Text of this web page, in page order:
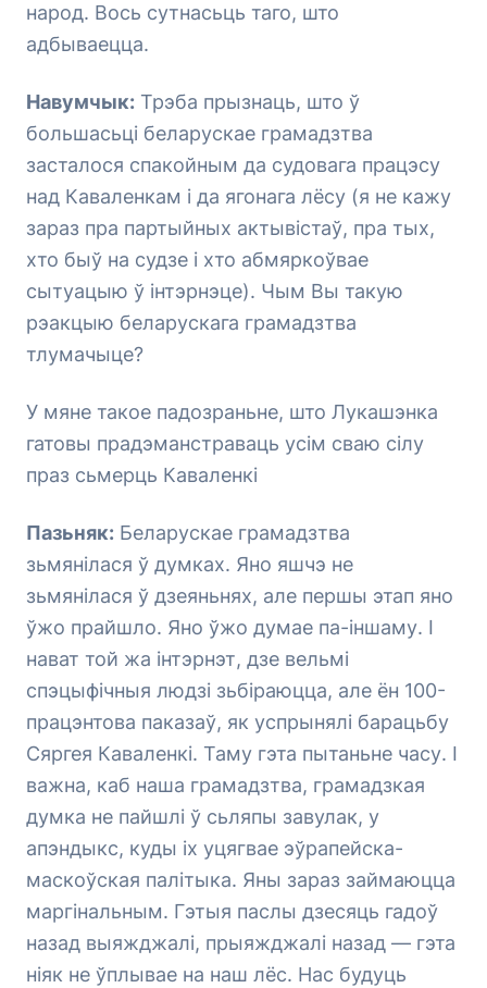
народ. Вось сутнасьць таго, што
адбываецца.
Навумчык: Трэба прызнаць, што ў
большасьці беларускае грамадзтва
засталося спакойным да судовага працэсу
над Каваленкам і да ягонага лёсу (я не кажу
зараз пра партыйных актывістаў, пра тых,
хто быў на судзе і хто абмяркоўвае
сытуацыю ў інтэрнэце). Чым Вы такую
рэакцыю беларускага грамадзтва
тлумачыце?
У мяне такое падозраньне, што Лукашэнка
гатовы прадэманстраваць усім сваю сілу
праз сьмерць Каваленкі
Пазьняк: Беларускае грамадзтва
зьмянілася ў думках. Яно яшчэ не
зьмянілася ў дзеяньнях, але першы этап яно
ўжо прайшло. Яно ўжо думае па-іншаму. І
нават той жа інтэрнэт, дзе вельмі
спэцыфічныя людзі зьбіраюцца, але ён 100-
працэнтова паказаў, як успрынялі барацьбу
Сяргея Каваленкі. Таму гэта пытаньне часу. І
важна, каб наша грамадзтва, грамадзкая
думка не пайшлі ў сьляпы завулак, у
апэндыкс, куды іх уцягвае эўрапейска-
маскоўская палітыка. Яны зараз займаюцца
маргінальным. Гэтыя паслы дзесяць гадоў
назад выяжджалі, прыяжджалі назад — гэта
ніяк не ўплывае на наш лёс. Нас будуць